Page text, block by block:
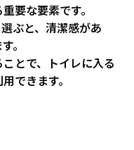
要な要素です。
ぶと、清潔感があ
。
とで、トイレに入る
できます。